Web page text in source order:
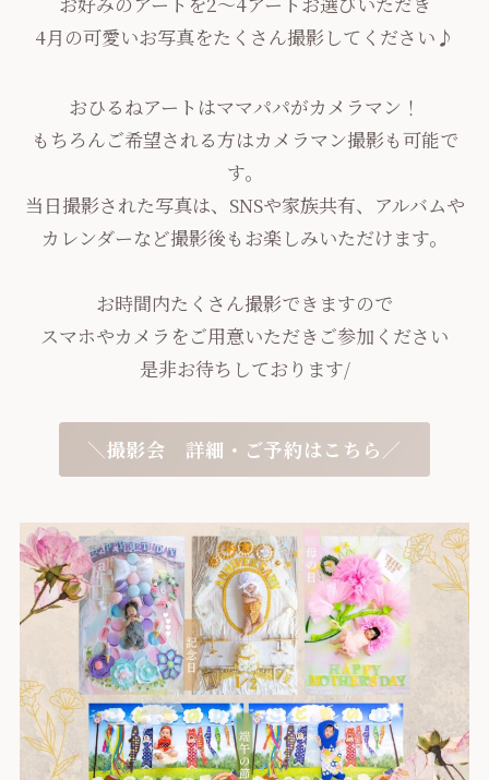
4月の可愛いお写真をたくさん撮影してください♪
おひるねアートはママパパがカメラマン！
もちろんご希望される方はカメラマン撮影も可能で
す。
当日撮影された写真は、SNSや家族共有、アルバムや
カレンダーなど撮影後もお楽しみいただけます。
お時間内たくさん撮影できますので
スマホやカメラをご用意いただきご参加ください
是非お待ちしております/
＼撮影会 詳細・ご予約はこちら／